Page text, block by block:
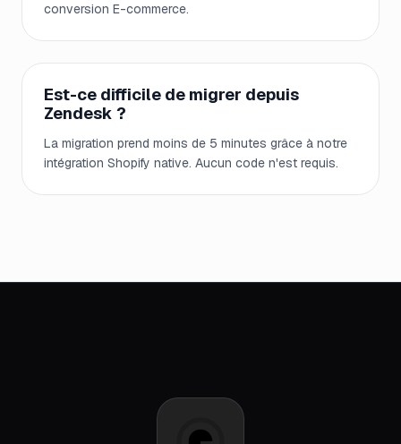
conversion E-commerce.
Est-ce difficile de migrer depuis
Zendesk ?
La migration prend moins de 5 minutes grâce à notre
intégration Shopify native. Aucun code n'est requis.